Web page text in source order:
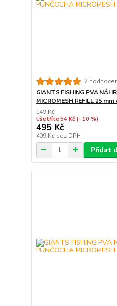
2
GIANTS FISHING PVA
MICROMESH REFILL 25 mm
549 Kč
Ušetříte 54 Kč (- 10 %)
495 Kč
409 Kč bez DPH
Přidat